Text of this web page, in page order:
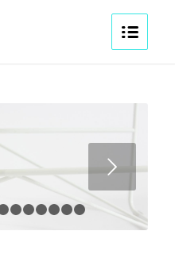
2 3 4 5 6 7 8 11 12